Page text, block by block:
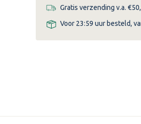
Gratis verzending v.a.
Voor 23:59 uur besteld,